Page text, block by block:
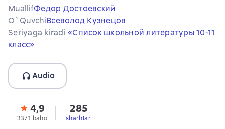
MuallifФедор Достоевский
O`quvchiВсеволод Кузнецов
Seriyaga kiradi «Список школьной литературы 10-11
класс»
Audio
4,9
3371 baho
285
sharhlar